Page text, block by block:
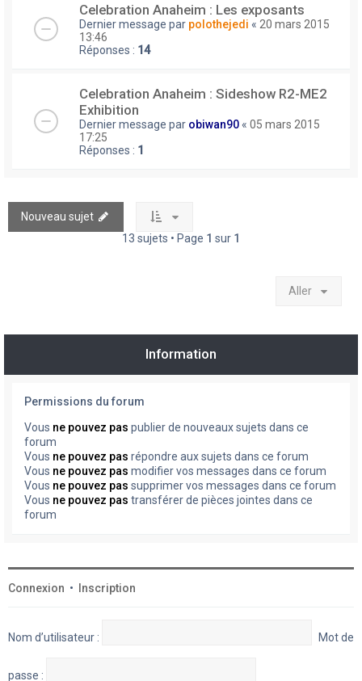
Celebration Anaheim : Les exposants
Dernier message par polothejedi « 20 mars 2015
13:46
Réponses : 14
Celebration Anaheim : Sideshow R2-ME2
Exhibition
Dernier message par obiwan90 « 05 mars 2015
17:25
Réponses : 1
Nouveau sujet
13 sujets • Page 1 sur 1
Aller
Information
Permissions du forum
Vous ne pouvez pas publier de nouveaux sujets dans ce
forum
Vous ne pouvez pas répondre aux sujets dans ce forum
Vous ne pouvez pas modifier vos messages dans ce forum
Vous ne pouvez pas supprimer vos messages dans ce forum
Vous ne pouvez pas transférer de pièces jointes dans ce
forum
Connexion • Inscription
Nom d’utilisateur : Mot de
passe :